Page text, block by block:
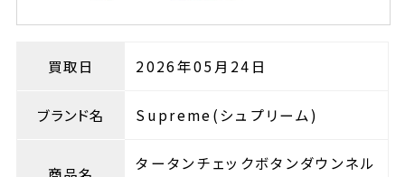
買取日 2026年05月24日
ブランド名 Supreme(シュプリーム)
タータンチェックボタンダウンネル